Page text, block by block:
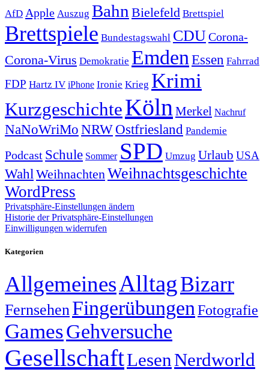
AfD Apple Auszug Bahn Bielefeld Brettspiel
Brettspiele Bundestagswahl CDUCorona-
Corona-Virus Demokratie Emden Essen Fahrrad
FDP Hartz IV iPhone Ironie Krieg Krimi
KurzgeschichteKöln Merkel Nachruf
NaNoWriMo NRWOstfriesland Pandemie
Podcast Schule Sommer SPD Umzug Urlaub USA
Wahl Weihnachten Weihnachtsgeschichte
WordPress
Privatsphäre-Einstellungen ändern
Historie der Privatsphäre-Einstellungen
Einwilligungen widerrufen
Kategorien
AllgemeinesAlltagBizarr
FernsehenFingerübungen Fotografie
GamesGehversuche
GesellschaftLesenNerdworld